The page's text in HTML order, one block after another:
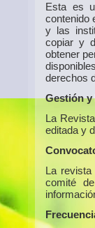
Esta es
contenido
y las
copiar y
obtener
derechos
Gestión
La
editada y
La
comité